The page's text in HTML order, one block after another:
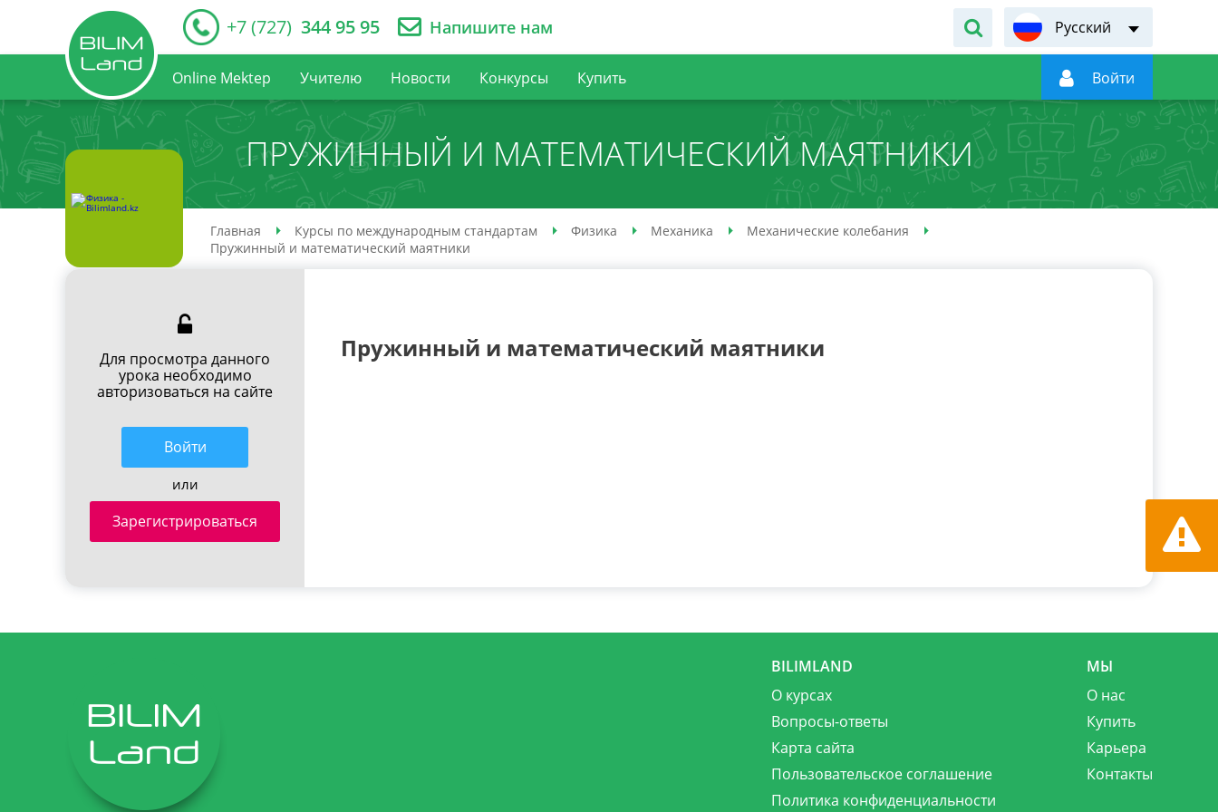
+7 (727) 344 95 95 Напишите нам Русский
Online Mektep Учителю Новости Конкурсы Купить  Войти
ПРУЖИННЫЙ И МАТЕМАТИЧЕСКИЙ МАЯТНИКИ
Главная Курсы по международным стандартам Физика Механика
Механические колебания
Пружинный и математический маятники
Для просмотра данного
урока необходимо
авторизоваться на сайте
Войти
или
Зарегистрироваться
Пружинный и математический маятники
BILIMLAND
О курсах
Вопросы-ответы
Карта сайта
Пользовательское соглашение
Политика конфиденциальности
МЫ
О нас
Купить
Карьера
Контакты